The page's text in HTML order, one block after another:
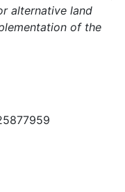
alternative land
of the